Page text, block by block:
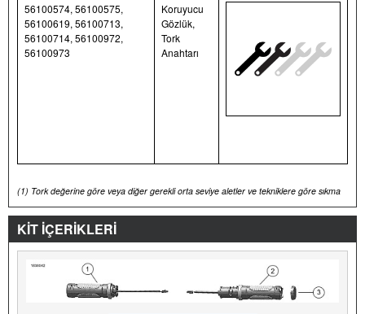
56100574, 56100575,
56100619, 56100713,
56100714, 56100972,
56100973
Koruyucu
Gözlük,
Tork
Anahtarı
(1) Tork değerine göre veya diğer gerekli orta seviye aletler ve tekniklere göre sıkma
KİT İÇERİKLERİ